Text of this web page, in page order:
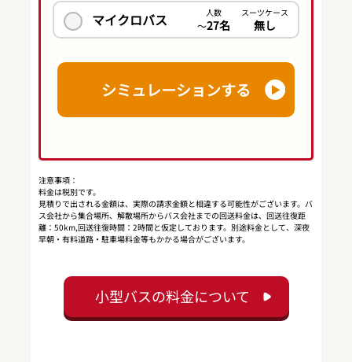
マイクロバス 人数
〜27名
スーツケース
無し
シミュレーションする
注意事項：
料金は税別です。
見積りで出される金額は、実際の請求金額と相違する可能性がございます。バ
ス会社から集合場所、解散場所からバス会社までの回送料金は、回送往復距
離：50km,回送往復時間：2時間と仮定しております。別途料金として、深夜
早朝・有料道路・駐車場料金等もかかる場合がございます。
小型バスの料金について